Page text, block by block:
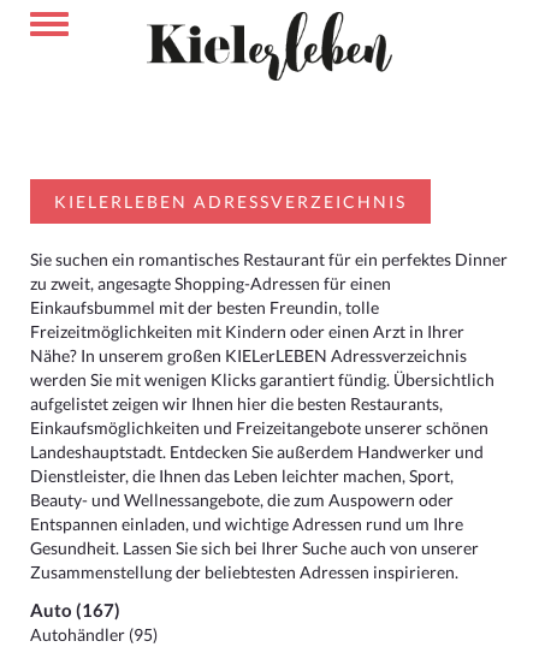
KIELERLEBEN ADRESSVERZEICHNIS
Sie suchen ein romantisches Restaurant für ein perfektes Dinner
zu zweit, angesagte Shopping-Adressen für einen
Einkaufsbummel mit der besten Freundin, tolle
Freizeitmöglichkeiten mit Kindern oder einen Arzt in Ihrer
Nähe? In unserem großen KIELerLEBEN Adressverzeichnis
werden Sie mit wenigen Klicks garantiert fündig. Übersichtlich
aufgelistet zeigen wir Ihnen hier die besten Restaurants,
Einkaufsmöglichkeiten und Freizeitangebote unserer schönen
Landeshauptstadt. Entdecken Sie außerdem Handwerker und
Dienstleister, die Ihnen das Leben leichter machen, Sport,
Beauty- und Wellnessangebote, die zum Auspowern oder
Entspannen einladen, und wichtige Adressen rund um Ihre
Gesundheit. Lassen Sie sich bei Ihrer Suche auch von unserer
Zusammenstellung der beliebtesten Adressen inspirieren.
Auto (167)
Autohändler (95)